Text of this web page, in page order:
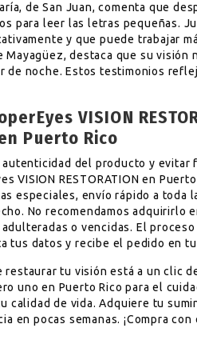
de San Juan, comenta que
para leer las letras pequeñas.
y que puede trabajar
Mayagüez, destaca que su visión
de noche. Estos testimonios
VISION
Puerto Rico
autenticidad del producto y evitar
VISION RESTORATION en
especiales, envío rápido a toda
No recomendamos adquirirlo
o vencidas. El
tus datos y recibe el pedido en
tu visión está a un clic
uno en Puerto Rico para el
calidad de vida. Adquiere tu
en pocas semanas. ¡Compra